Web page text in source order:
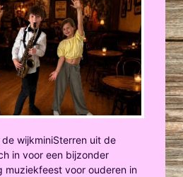
wijkminiSterren uit de
in voor een bijzonder
muziekfeest voor ouderen in